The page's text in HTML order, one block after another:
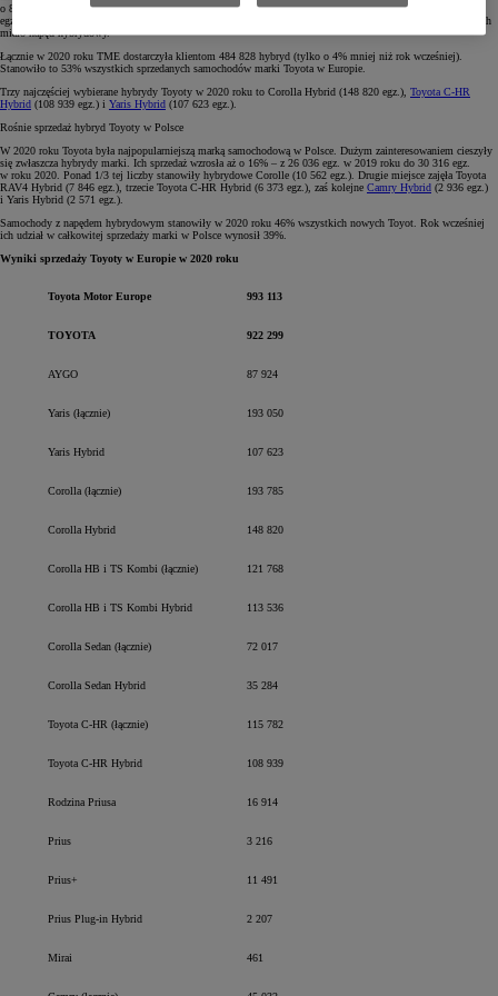
o 8% mniej niż rok wcześniej. Najpopularniejszymi modelami były Corolla (193 785 egz.), Yaris (193 050
egz.) i
(147 137 egz.). Stanowiły one łącznie 58% całkowitej sprzedaży marki w Europie, a 65% z nich
miało napęd hybrydowy.
Łącznie w 2020 roku TME dostarczyła klientom 484 828 hybryd (tylko o 4% mniej niż rok wcześniej).
Stanowiło to 53% wszystkich sprzedanych samochodów marki Toyota w Europie.
Trzy najczęściej wybierane hybrydy Toyoty w 2020 roku to Corolla Hybrid (148 820 egz.), Toyota C-HR
Hybrid (108 939 egz.) i Yaris Hybrid (107 623 egz.).
Rośnie sprzedaż hybryd Toyoty w Polsce
W 2020 roku Toyota była najpopularniejszą marką samochodową w Polsce. Dużym zainteresowaniem cieszyły
się zwłaszcza hybrydy marki. Ich sprzedaż wzrosła aż o 16% – z 26 036 egz. w 2019 roku do 30 316 egz.
w roku 2020. Ponad 1/3 tej liczby stanowiły hybrydowe Corolle (10 562 egz.). Drugie miejsce zajęła Toyota
RAV4 Hybrid (7 846 egz.), trzecie Toyota C-HR Hybrid (6 373 egz.), zaś kolejne Camry Hybrid (2 936 egz.)
i Yaris Hybrid (2 571 egz.).
Samochody z napędem hybrydowym stanowiły w 2020 roku 46% wszystkich nowych Toyot. Rok wcześniej
ich udział w całkowitej sprzedaży marki w Polsce wynosił 39%.
Wyniki sprzedaży Toyoty w Europie w 2020 roku
Toyota Motor Europe 993 113
TOYOTA 922 299
AYGO 87 924
Yaris (łącznie) 193 050
Yaris Hybrid 107 623
Corolla (łącznie) 193 785
Corolla Hybrid 148 820
Corolla HB i TS Kombi (łącznie) 121 768
Corolla HB i TS Kombi Hybrid 113 536
Corolla Sedan (łącznie) 72 017
Corolla Sedan Hybrid 35 284
Toyota C-HR (łącznie) 115 782
Toyota C-HR Hybrid 108 939
Rodzina Priusa 16 914
Prius 3 216
Prius+ 11 491
Prius Plug-in Hybrid 2 207
Mirai 461